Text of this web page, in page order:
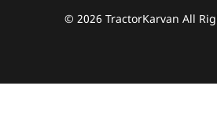
© 2026 TractorKarvan All